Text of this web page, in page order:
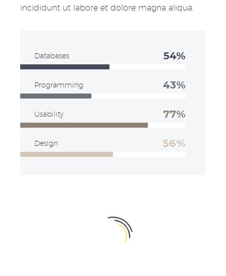
incididunt ut labore et dolore magna aliqua.
Databases 54%
Programming 43%
Usability 77%
Design 56%